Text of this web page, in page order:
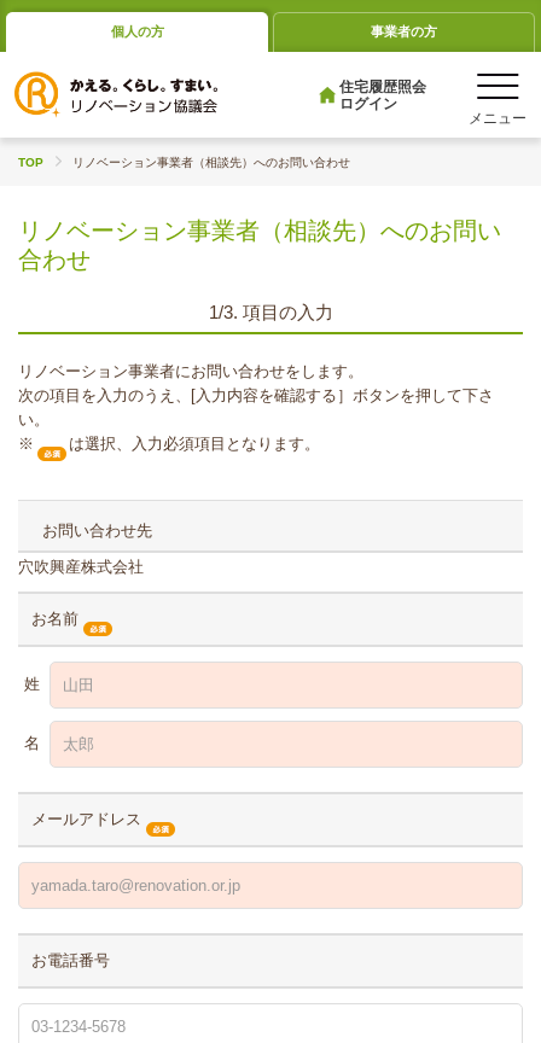
個人の方 事業者の方
住宅履歴照会
ログイン
TOP リノベーション事業者（相談先）へのお問い合わせ
リノベーション事業者（相談先）へのお問い
合わせ
1/3. 項目の入力
リノベーション事業者にお問い合わせをします。
次の項目を入力のうえ、[入力内容を確認する］ボタンを押して下さ
い。
※
は選択、入力必須項目となります。
お問い合わせ先
穴吹興産株式会社
お名前
姓
名
メールアドレス
お電話番号